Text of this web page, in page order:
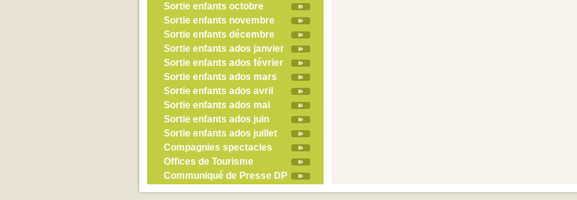
Sortie enfants octobre
Sortie enfants novembre
Sortie enfants décembre
Sortie enfants ados janvier
Sortie enfants ados février
Sortie enfants ados mars
Sortie enfants ados avril
Sortie enfants ados mai
Sortie enfants ados juin
Sortie enfants ados juillet
Compagnies spectacles
Offices de Tourisme
Communiqué de Presse DP